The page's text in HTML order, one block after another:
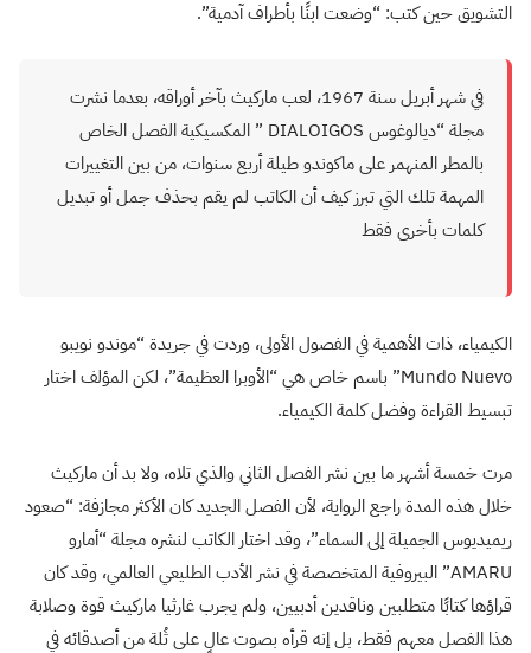
التشويق حين كتب: “وضعت ابنًا بأطراف آدمية”.
في شهر أبريل سنة 1967، لعب ماركيث بآخر أوراقه، بعدما نشرت
مجلة “ديالوغوس DIALOIGOS ” المكسيكية الفصل الخاص
بالمطر المنهمر على ماكوندو طيلة أربع سنوات، من بين التغييرات
المهمة تلك التي تبرز كيف أن الكاتب لم يقم بحذف جمل أو تبديل
كلمات بأخرى فقط
الكيمياء، ذات الأهمية في الفصول الأولى، وردت في جريدة “موندو نويبو
Mundo Nuevo” باسم خاص هي “الأوبرا العظيمة”، لكن المؤلف اختار
تبسيط القراءة وفضل كلمة الكيمياء.
مرت خمسة أشهر ما بين نشر الفصل الثاني والذي تلاه، ولا بد أن ماركيث
خلال هذه المدة راجع الرواية، لأن الفصل الجديد كان الأكثر مجازفة: “صعود
ريميديوس الجميلة إلى السماء”، وقد اختار الكاتب لنشره مجلة “أمارو
AMARU” البيروفية المتخصصة في نشر الأدب الطليعي العالمي، وقد كان
قراؤها كتابًا متطلبين وناقدين أدبيين، ولم يجرب غارثيا ماركيث قوة وصلابة
هذا الفصل معهم فقط، بل إنه قرأه بصوت عالٍ على ثُلة من أصدقائه في